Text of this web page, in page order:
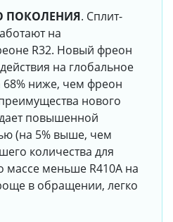
ПОКОЛЕНИЯ. Сплит-
на
R32. Новый фреон
на глобальное
68% ниже, чем фреон
нового
повышенной
(на 5% выше, чем
количества для
массе меньше R410A на
в обращении, легко